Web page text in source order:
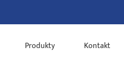
Produkty Kontakt